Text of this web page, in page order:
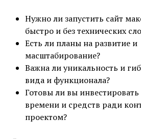
Нужно ли запустить сайт
быстро и без технических
Есть ли планы на развитие и
масштабирование?
Важна ли уникальность и
вида и функционала?
Готовы ли вы
времени и средств ради
проектом?